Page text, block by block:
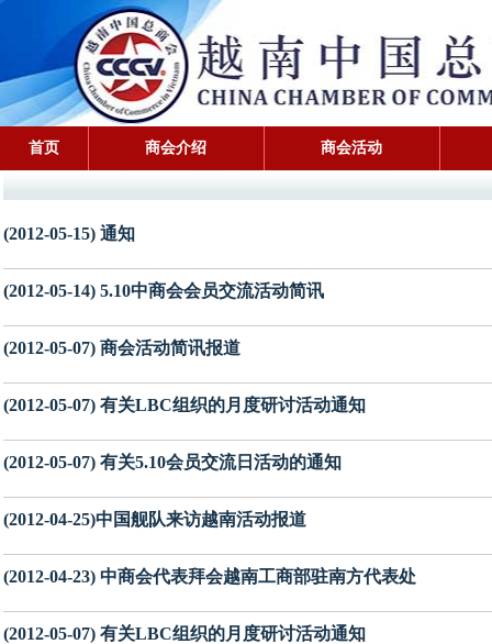
首页 商会介绍 商会活动
(2012-05-15) 通知
(2012-05-14) 5.10中商会会员交流活动简讯
(2012-05-07) 商会活动简讯报道
(2012-05-07) 有关LBC组织的月度研讨活动通知
(2012-05-07) 有关5.10会员交流日活动的通知
(2012-04-25)中国舰队来访越南活动报道
(2012-04-23) 中商会代表拜会越南工商部驻南方代表处
(2012-05-07) 有关LBC组织的月度研讨活动通知